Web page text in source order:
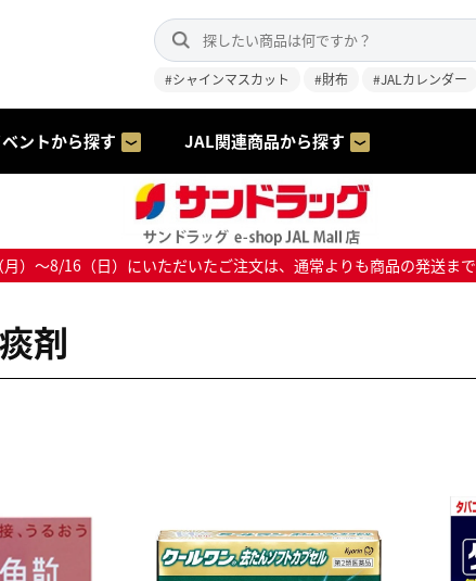
#シャインマスカット #財布 #JALカレンダー
ントから探す JAL関連商品から探す
）～8/16（日）にいただいたご注文は、通常よりも商品の発送ま
剤